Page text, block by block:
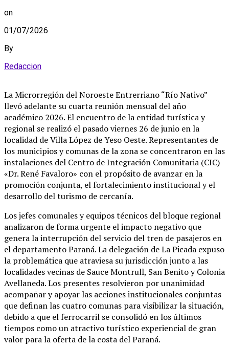
on
01/07/2026
By
Redaccion
La Microrregión del Noroeste Entrerriano “Río Nativo”
llevó adelante su cuarta reunión mensual del año
académico 2026. El encuentro de la entidad turística y
regional se realizó el pasado viernes 26 de junio en la
localidad de Villa López de Yeso Oeste. Representantes de
los municipios y comunas de la zona se concentraron en las
instalaciones del Centro de Integración Comunitaria (CIC)
«Dr. René Favaloro» con el propósito de avanzar en la
promoción conjunta, el fortalecimiento institucional y el
desarrollo del turismo de cercanía.
Los jefes comunales y equipos técnicos del bloque regional
analizaron de forma urgente el impacto negativo que
genera la interrupción del servicio del tren de pasajeros en
el departamento Paraná. La delegación de La Picada expuso
la problemática que atraviesa su jurisdicción junto a las
localidades vecinas de Sauce Montrull, San Benito y Colonia
Avellaneda. Los presentes resolvieron por unanimidad
acompañar y apoyar las acciones institucionales conjuntas
que definan las cuatro comunas para visibilizar la situación,
debido a que el ferrocarril se consolidó en los últimos
tiempos como un atractivo turístico experiencial de gran
valor para la oferta de la costa del Paraná.